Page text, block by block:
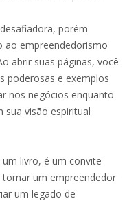
porém
ao empreendedorismo
abrir suas páginas, você
poderosas e exemplos
nos negócios enquanto
sua visão espiritual
livro, é um convite
um empreendedor
um legado de